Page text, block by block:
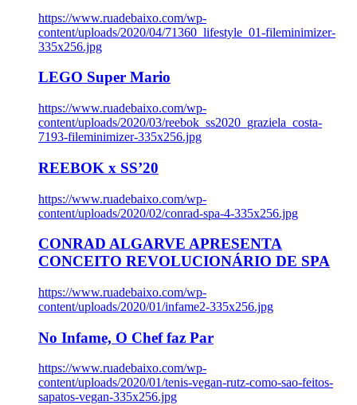
https://www.ruadebaixo.com/wp-
content/uploads/2020/04/71360_lifestyle_01-fileminimizer-
335x256.jpg
LEGO Super Mario
https://www.ruadebaixo.com/wp-
content/uploads/2020/03/reebok_ss2020_graziela_costa-
7193-fileminimizer-335x256.jpg
REEBOK x SS’20
https://www.ruadebaixo.com/wp-
content/uploads/2020/02/conrad-spa-4-335x256.jpg
CONRAD ALGARVE APRESENTA
CONCEITO REVOLUCIONÁRIO DE SPA
https://www.ruadebaixo.com/wp-
content/uploads/2020/01/infame2-335x256.jpg
No Infame, O Chef faz Par
https://www.ruadebaixo.com/wp-
content/uploads/2020/01/tenis-vegan-rutz-como-sao-feitos-
sapatos-vegan-335x256.jpg